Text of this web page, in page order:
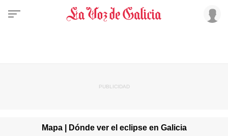
Mapa | Dónde ver el eclipse en Galicia